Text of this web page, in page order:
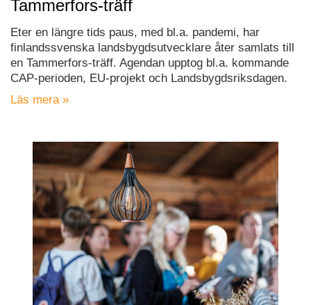
Tammerfors-träff
Eter en längre tids paus, med bl.a. pandemi, har
finlandssvenska landsbygdsutvecklare åter samlats till
en Tammerfors-träff. Agendan upptog bl.a. kommande
CAP-perioden, EU-projekt och Landsbygdsriksdagen.
Läs mera »